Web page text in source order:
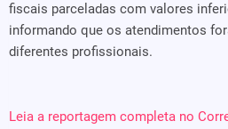
fiscais parceladas com valores
informando que os atendimentos
diferentes profissionais.
Leia a reportagem completa no